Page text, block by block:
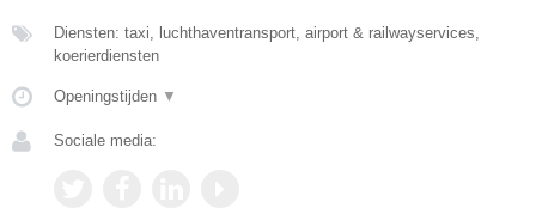
Diensten: taxi, luchthaventransport, airport & railwayservices,
koerierdiensten
Openingstijden ▼
Sociale media: